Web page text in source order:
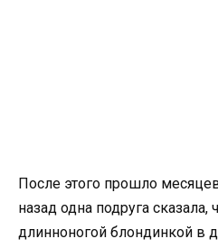
После этого прошло
назад одна подруга сказала,
длинноногой блондинкой в